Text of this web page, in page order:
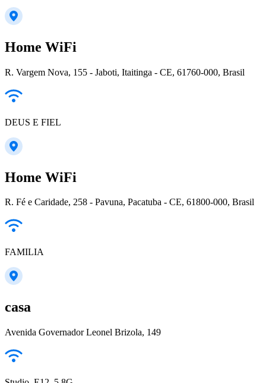
Home WiFi
R. Vargem Nova, 155 - Jaboti, Itaitinga - CE, 61760-000, Brasil
DEUS E FIEL
Home WiFi
R. Fé e Caridade, 258 - Pavuna, Pacatuba - CE, 61800-000, Brasil
FAMILIA
casa
Avenida Governador Leonel Brizola, 149